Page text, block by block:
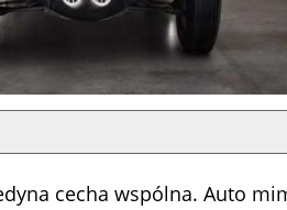
cecha wspólna. Auto